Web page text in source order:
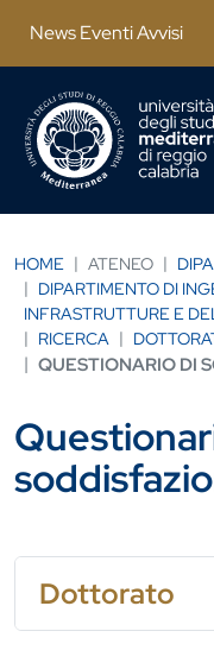
News Eventi Avvisi
HOME ATENEO
DIPARTIMENTO DI
INFRASTRUTTURE E
RICERCA
QUESTIONARIO DI
Dottorato